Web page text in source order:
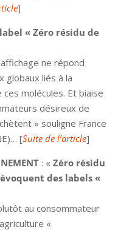
]
« Zéro résidu de
ne répond
globaux liés à la
molécules. Et biaise
désireux de
» souligne France
[Suite de l’article]
: « Zéro résidu
des labels «
au consommateur
«